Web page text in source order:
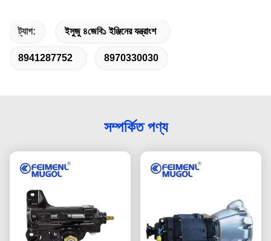
ট্যাগ: ইসুজু ৪জেবি১ ইঞ্জিনের যন্ত্রাংশ
8941287752 8970330030
সম্পর্কিত পণ্য